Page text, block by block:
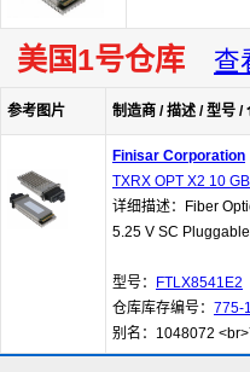
美国1号仓库 查
参考图片 制造商 / 描述 / 型号 /
Finisar Corporation
TXRX OPT X2 10
详细描述：Fiber
5.25 V SC
型号：
FTLX8541E2
仓库库存编号： 775-
别名：1048072